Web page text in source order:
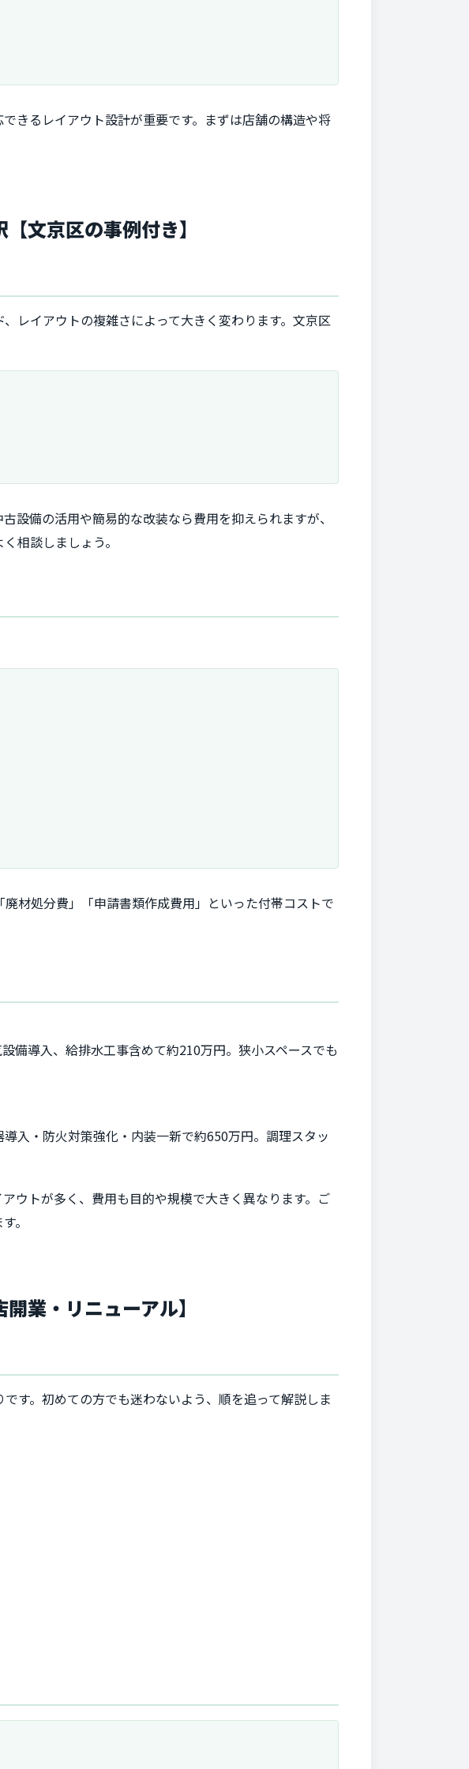
きるレイアウト設計が重要です。まずは店舗の構造や将
文京区の事例付き】
レイアウトの複雑さによって大きく変わります。文京区
設備の活用や簡易的な改装なら費用を抑えられますが、
相談しましょう。
材処分費」「申請書類作成費用」といった付帯コストで
備導入、給排水工事含めて約210万円。狭小スペースでも
入・防火対策強化・内装一新で約650万円。調理スタッ
ウトが多く、費用も目的や規模で大きく異なります。ご
。
業・リニューアル】
す。初めての方でも迷わないよう、順を追って解説しま